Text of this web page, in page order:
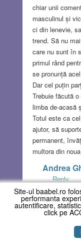
chiar unii
masculinul și
ci din lenevie,
trend. Să nu
care nu sunt în
primul rând
se pronunță
Dar cel puțin
Trebuie făcută
limba de-acasă
Totul este ca
ajutor, să
permanent,
multora din
Andrea
Reply
Doresc să
primul rând,
ortografie.
publicarea
pe alţii să
Site-ul baabel.ro
performanta
autentificare,
click pe